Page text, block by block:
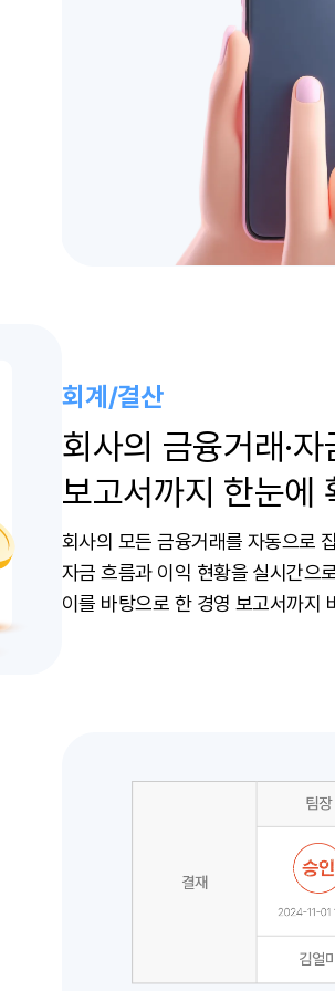
회계/결산
회사의 금융거래·
보고서까지 한눈에
회사의 모든 금융거래를 자동으로
자금 흐름과 이익 현황을 실시간으
이를 바탕으로 한 경영 보고서까지